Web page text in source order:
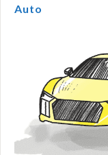
Auto